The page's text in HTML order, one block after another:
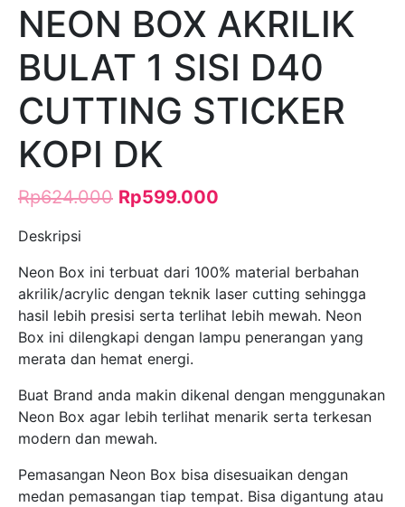
NEON BOX AKRILIK
BULAT 1 SISI D40
CUTTING STICKER
KOPI DK
Rp624.000 Rp599.000
Deskripsi
Neon Box ini terbuat dari 100% material berbahan
akrilik/acrylic dengan teknik laser cutting sehingga
hasil lebih presisi serta terlihat lebih mewah. Neon
Box ini dilengkapi dengan lampu penerangan yang
merata dan hemat energi.
Buat Brand anda makin dikenal dengan menggunakan
Neon Box agar lebih terlihat menarik serta terkesan
modern dan mewah.
Pemasangan Neon Box bisa disesuaikan dengan
medan pemasangan tiap tempat. Bisa digantung atau